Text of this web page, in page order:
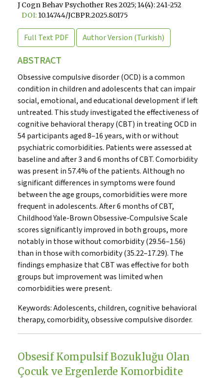
J Cogn Behav Psychother Res 2025; 14(4): 241-252
DOI: 10.14744/JCBPR.2025.80175
Full Text PDF Author Version (Turkish)
ABSTRACT
Obsessive compulsive disorder (OCD) is a common
condition in children and adolescents that can impair
social, emotional, and educational development if left
untreated. This study investigated the effectiveness of
cognitive behavioral therapy (CBT) in treating OCD in
54 participants aged 8–16 years, with or without
psychiatric comorbidities. Patients were assessed at
baseline and after 3 and 6 months of CBT. Comorbidity
was present in 57.4% of the patients. Although no
significant differences in symptoms were found
between the age groups, comorbidities were more
frequent in adolescents. After 6 months of CBT,
Childhood Yale-Brown Obsessive-Compulsive Scale
scores significantly improved in both groups, more
notably in those without comorbidity (29.56–1.56)
than in those with comorbidity (35.22–17.29). The
findings emphasize that CBT was effective for both
groups but improvement was limited when
comorbidities were present.
Keywords:Adolescents, children, cognitive behavioral
therapy, comorbidity, obsessive compulsive disorder.
Obsesif Kompulsif Bozukluğu Olan
Çocuk ve Ergenlerde Komorbidite